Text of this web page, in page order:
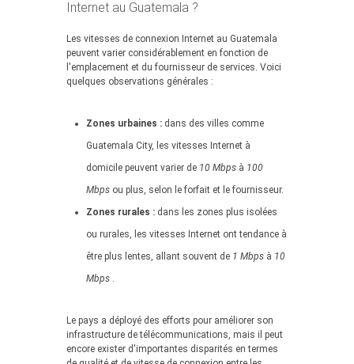
Internet au Guatemala ?
Les vitesses de connexion Internet au Guatemala
peuvent varier considérablement en fonction de
l'emplacement et du fournisseur de services. Voici
quelques observations générales :
Zones urbaines : dans des villes comme
Guatemala City, les vitesses Internet à
domicile peuvent varier de 10 Mbps à 100
Mbps ou plus, selon le forfait et le fournisseur.
Zones rurales : dans les zones plus isolées
ou rurales, les vitesses Internet ont tendance à
être plus lentes, allant souvent de 1 Mbps à 10
Mbps .
Le pays a déployé des efforts pour améliorer son
infrastructure de télécommunications, mais il peut
encore exister d'importantes disparités en termes